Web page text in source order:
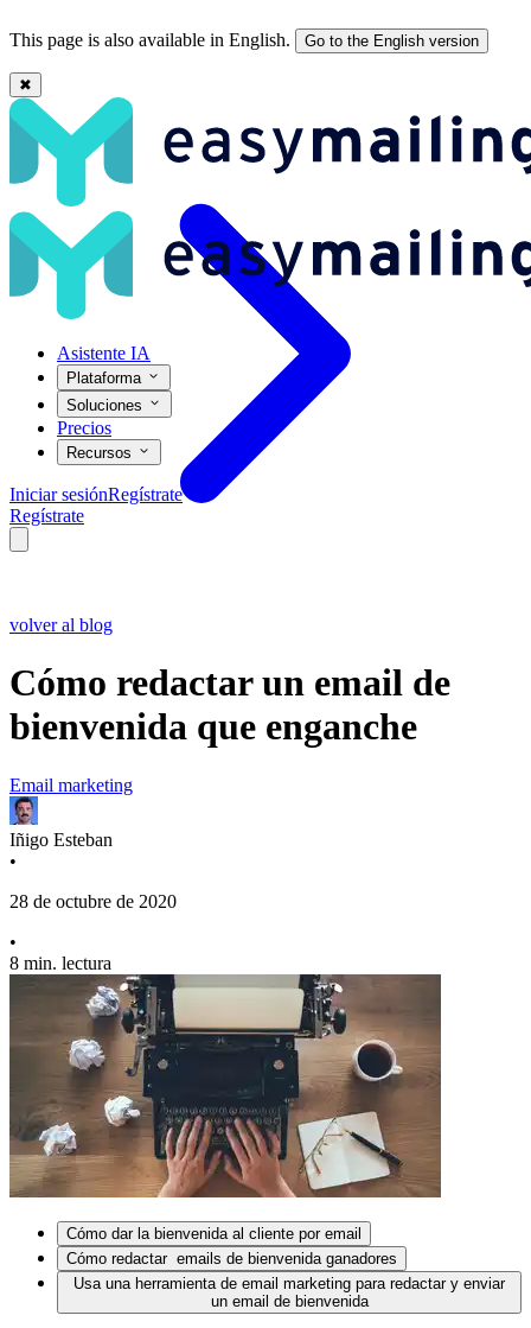
This page is also available in English. Go to the English version
✖
Asistente IA
Plataforma
Soluciones
Precios
Recursos
Iniciar sesiónRegístrate
Regístrate
Cómo redactar un email de bienvenida que enganche - Easymailing
volver al blog
Cómo redactar un email de
bienvenida que enganche
Email marketing
Iñigo Esteban
•
28 de octubre de 2020
•
8 min. lectura
Cómo dar la bienvenida al cliente por email
Cómo redactar emails de bienvenida ganadores
Usa una herramienta de email marketing para redactar y enviar
un email de bienvenida